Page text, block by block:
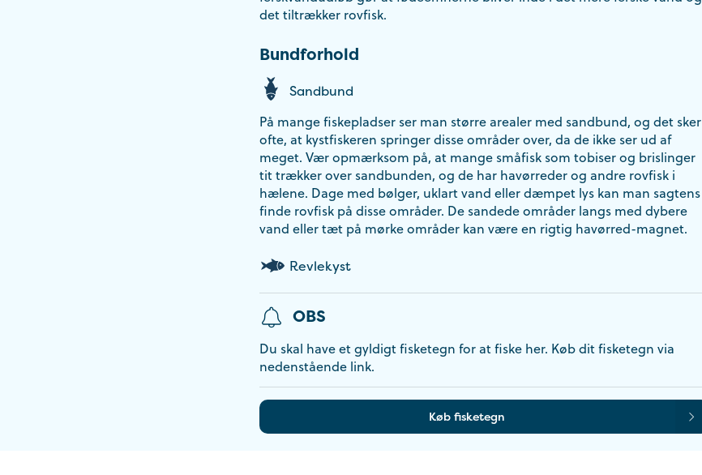
det tiltrækker rovfisk.
Bundforhold
Sandbund
På mange fiskepladser ser man større arealer med sandbund, og det sker
ofte, at kystfiskeren springer disse områder over, da de ikke ser ud af
meget. Vær opmærksom på, at mange småfisk som tobiser og brislinger
tit trækker over sandbunden, og de har havørreder og andre rovfisk i
hælene. Dage med bølger, uklart vand eller dæmpet lys kan man sagtens
finde rovfisk på disse områder. De sandede områder langs med dybere
vand eller tæt på mørke områder kan være en rigtig havørred-magnet.
Revlekyst
OBS
Du skal have et gyldigt fisketegn for at fiske her. Køb dit fisketegn via
nedenstående link.
Køb fisketegn